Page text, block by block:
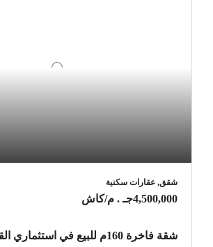
شقق, عقارات سكنية
4,500,000جـ . م /كاش
شقة فاخرة 160م للبيع في